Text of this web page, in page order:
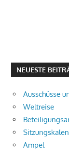
NEUESTE
Ausschüsse
Weltreise
Ampel